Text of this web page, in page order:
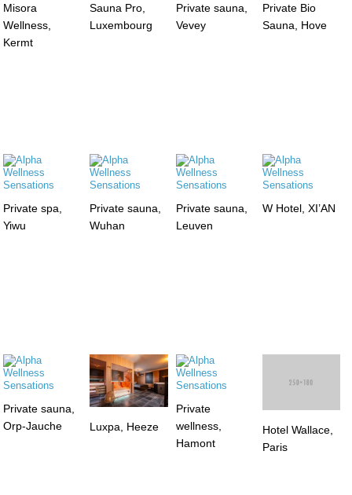
Misora
Wellness,
Kermt
Sauna Pro,
Luxembourg
Private sauna,
Vevey
Private Bio
Sauna, Hove
Private spa,
Yiwu
Private sauna,
Wuhan
Private sauna,
Leuven
W Hotel, XI’AN
Private sauna,
Orp-Jauche
Luxpa, Heeze
Private
wellness,
Hamont
Hotel Wallace,
Paris